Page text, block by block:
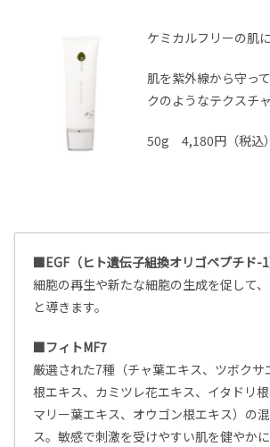
ケミカルフリーの肌
肌を紫外線から守っ
クのようなテクスチャ
50g 4,180円（税込）
■EGF（ヒト遺伝子組換オリゴペプチド-1
細胞の再生や新たな細胞の生成を促して
と導きます。
■フィトMF7
厳選された7種（チャ葉エキス、ツボクサ
根エキス、カミツレ花エキス、イタドリ
マリー葉エキス、オウゴン根エキス）の
ス。敏感で刺激を受けやすい肌を健やか